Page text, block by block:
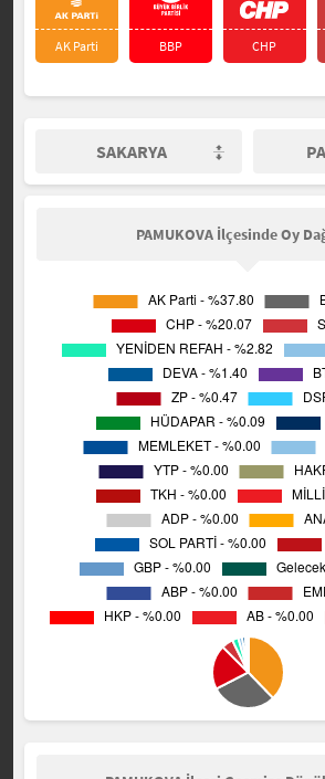
AK Parti BBP CHP
SAKARYA
PAMUKOVA İlçesinde Oy